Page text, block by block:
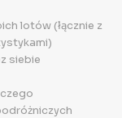
lotów (łącznie z
siebie